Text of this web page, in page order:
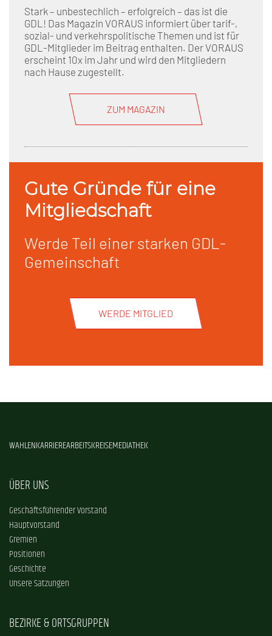
Stark – unbestechlich – erfolgreich – das ist die
GDL! Das Magazin VORAUS informiert über tarif-,
sozial- und verkehrspolitische Themen und ist für
GDL-Mitglieder im Beitrag enthalten. Der VORAUS
erscheint 10x im Jahr und wird den Mitgliedern
nach Hause zugestellt.
ZUM MAGAZIN
Gute Gründe für eine
Mitgliedschaft
Werde Teil einer starken GDL-
Gemeinschaft
WERDE MITGLIED
WAHLENKARRIEREARBEITSKREISEMEDIATHEK
ÜBER UNS
Geschäftsführender Vorstand
Hauptvorstand
Gremien
Positionen
Geschichte
Unsere Satzungen
BEZIRKE & ORTSGRUPPEN